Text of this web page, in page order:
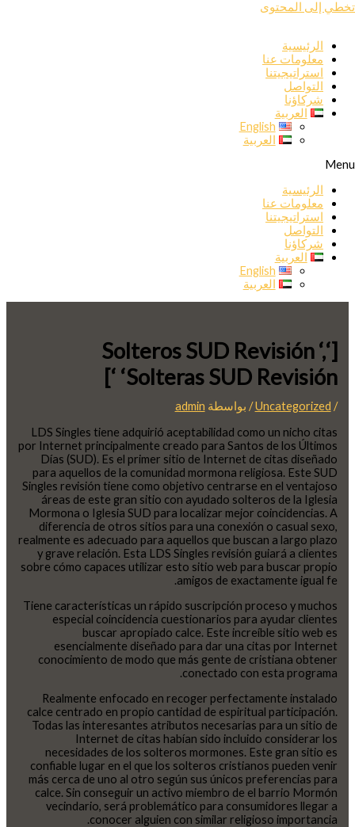
تخطي إلى المحتوى
الرئيسية
معلومات عنا
استراتيجيتنا
التواصل
شركاؤنا
العربية
English
العربية
Menu
الرئيسية
معلومات عنا
استراتيجيتنا
التواصل
شركاؤنا
العربية
English
العربية
[‘Solteros SUD Revisión ‘,
‘Solteras SUD Revisión ‘]
/
Uncategorized/ بواسطة admin
LDS Singles tiene adquirió aceptabilidad como un nicho citas
por Internet principalmente creado para Santos de los Últimos
Días (SUD). Es el primer sitio de Internet de citas diseñado
para aquellos de la comunidad mormona religiosa. Este SUD
Singles revisión tiene como objetivo centrarse en el ventajoso
áreas de este gran sitio con ayudado solteros de la Iglesia
Mormona o Iglesia SUD para localizar mejor coincidencias. A
diferencia de otros sitios para una conexión o casual sexo,
realmente es adecuado para aquellos que buscan a largo plazo
y grave relación. Esta LDS Singles revisión guiará a clientes
sobre cómo capaces utilizar esto sitio web para buscar propio
amigos de exactamente igual fe.
Tiene características un rápido suscripción proceso y muchos
especial coincidencia cuestionarios para ayudar clientes
buscar apropiado calce. Este increíble sitio web es
esencialmente diseñado para dar una citas por Internet
conocimiento de modo que más gente de cristiana obtener
conectado con esta programa.
Realmente enfocado en recoger perfectamente instalado
calce centrado en propio cantidad de espiritual participación.
Todas las interesantes atributos necesarias para un sitio de
Internet de citas habían sido incluido considerar los
necesidades de los solteros mormones. Este gran sitio es
confiable lugar en el que los solteros cristianos pueden venir
más cerca de uno al otro según sus únicos preferencias para
calce. Sin conseguir un activo miembro de el barrio Mormón
vecindario, será problemático para consumidores llegar a
conocer alguien con similar religioso importancia.